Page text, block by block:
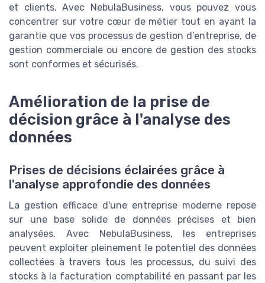
et clients. Avec NebulaBusiness, vous pouvez vous
concentrer sur votre cœur de métier tout en ayant la
garantie que vos processus de gestion d’entreprise, de
gestion commerciale ou encore de gestion des stocks
sont conformes et sécurisés.
Amélioration de la prise de
décision grâce à l'analyse des
données
Prises de décisions éclairées grâce à
l'analyse approfondie des données
La gestion efficace d'une entreprise moderne repose
sur une base solide de données précises et bien
analysées. Avec NebulaBusiness, les entreprises
peuvent exploiter pleinement le potentiel des données
collectées à travers tous les processus, du suivi des
stocks à la facturation comptabilité en passant par les